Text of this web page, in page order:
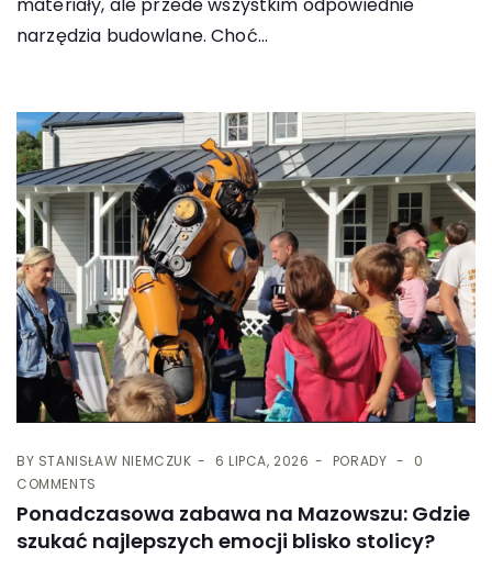
materiały, ale przede wszystkim odpowiednie
narzędzia budowlane. Choć...
BY STANISŁAW NIEMCZUK 6 LIPCA, 2026 PORADY
0
COMMENTS
Ponadczasowa zabawa na Mazowszu: Gdzie
szukać najlepszych emocji blisko stolicy?